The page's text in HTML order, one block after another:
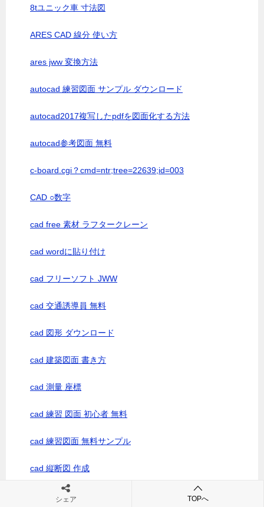
8tユニック車 寸法図
ARES CAD 線分 使い方
ares jww 変換方法
autocad 練習図面 サンプル ダウンロード
autocad2017複写したpdfを図面化する方法
autocad参考図面 無料
c-board.cgi？cmd=ntr;tree=22639;id=003
CAD ○数字
cad free 素材 ラフタークレーン
cad wordに貼り付け
cad フリーソフト JWW
cad 交通誘導員 無料
cad 図形 ダウンロード
cad 建築図面 書き方
cad 測量 座標
cad 練習 図面 初心者 無料
cad 練習図面 無料サンプル
cad 縦断図 作成
cad 記号 図面 ダウンロード
シェア TOPへ